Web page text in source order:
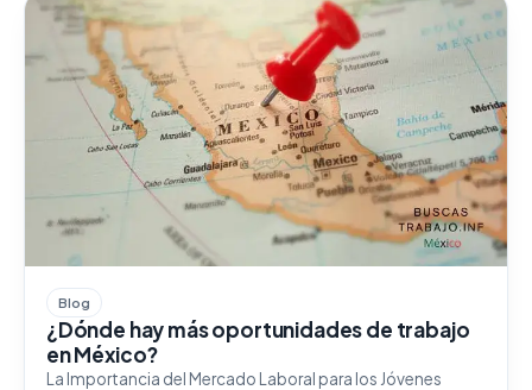
Blog
¿Dónde hay más oportunidades de trabajo
en México?
La Importancia del Mercado Laboral para los Jóvenes